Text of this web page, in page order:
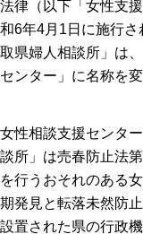
法律（以下「女性支
和6年4月1日に施行
取県婦人相談所」は
センター」に名称を変
女性相談支援センタ
談所」は売春防止法
を行うおそれのある
期発見と転落未然防
設置された県の行政